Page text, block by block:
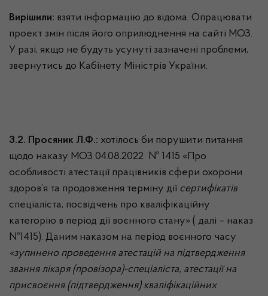
Вирішили: взяти інформацію до відома. Опрацювати
проект змін після його оприлюднення на сайті МОЗ.
У разі, якщо не будуть усунуті зазначені проблеми,
звернутись до Кабінету Міністрів України.
3.2. Просяник Л.Ф.: хотілось би порушити питання
щодо наказу МОЗ 04.08.2022 № 1415 «Про
особливості атестації працівників сфери охорони
здоров’я та продовження терміну дії сертифікатів
спеціаліста, посвідчень про кваліфікаційну
категорію в період дії воєнного стану» ( далі – наказ
№1415). Даним наказом на період воєнного часу
«зупинено проведення атестацій на підтвердження
звання лікаря (провізора)-спеціаліста, атестації на
присвоєння (підтвердження) кваліфікаційних